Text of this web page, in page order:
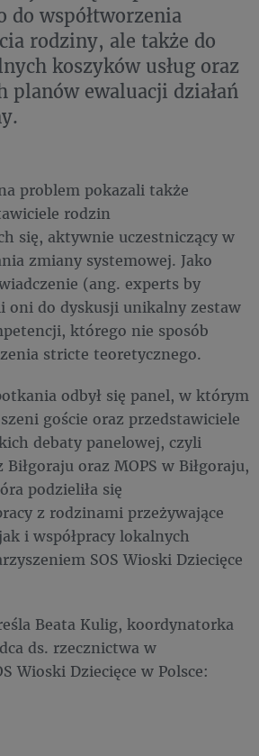
współtworzenia
rodziny, ale także do
koszyków usług oraz
planów ewaluacji działań
problem pokazali także
rodzin
się, aktywnie uczestniczący w
zmiany systemowej. Jako
(ang. experts by
oni do dyskusji unikalny zestaw
którego nie sposób
stricte teoretycznego.
odbył się panel, w którym
goście oraz przedstawiciele
debaty panelowej, czyli
Biłgoraju oraz MOPS w Biłgoraju,
podzieliła się
z rodzinami przeżywające
i współpracy lokalnych
SOS Wioski Dziecięce
Beata Kulig, koordynatorka
ds. rzecznictwa w
Wioski Dziecięce w Polsce: